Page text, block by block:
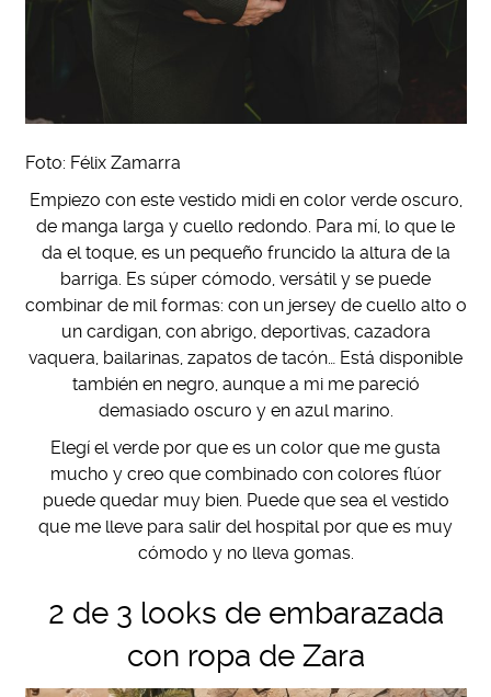
Foto: Félix Zamarra
Empiezo con este vestido midi en color verde oscuro,
de manga larga y cuello redondo. Para mí, lo que le
da el toque, es un pequeño fruncido la altura de la
barriga. Es súper cómodo, versátil y se puede
combinar de mil formas: con un jersey de cuello alto o
un cardigan, con abrigo, deportivas, cazadora
vaquera, bailarinas, zapatos de tacón… Está disponible
también en negro, aunque a mi me pareció
demasiado oscuro y en azul marino.
Elegí el verde por que es un color que me gusta
mucho y creo que combinado con colores flúor
puede quedar muy bien. Puede que sea el vestido
que me lleve para salir del hospital por que es muy
cómodo y no lleva gomas.
2 de 3 looks de embarazada
con ropa de Zara